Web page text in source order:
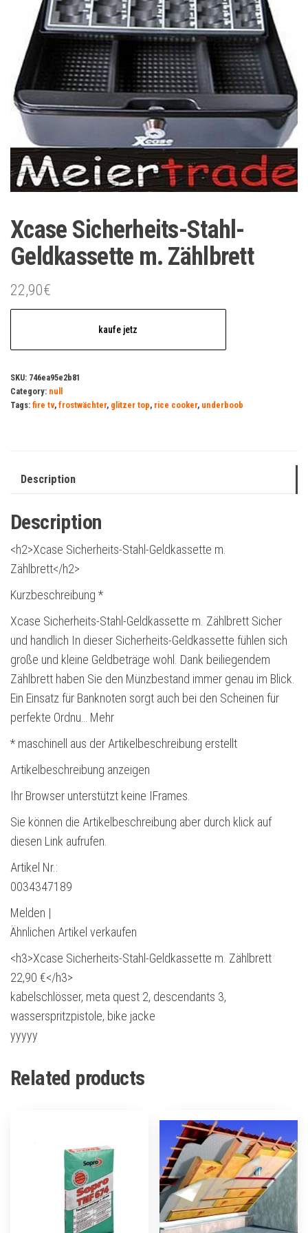
Xcase Sicherheits-Stahl-
Geldkassette m. Zählbrett
22,90€
kaufe jetz
SKU: 746ea95e2b81
Category: null
Tags: fire tv, frostwächter, glitzer top, rice cooker, underboob
Description
Description
<h2>Xcase Sicherheits-Stahl-Geldkassette m.
Zählbrett</h2>
Kurzbeschreibung *
Xcase Sicherheits-Stahl-Geldkassette m. Zählbrett Sicher
und handlich In dieser Sicherheits-Geldkassette fühlen sich
große und kleine Geldbeträge wohl. Dank beiliegendem
Zählbrett haben Sie den Münzbestand immer genau im Blick.
Ein Einsatz für Banknoten sorgt auch bei den Scheinen für
perfekte Ordnu… Mehr
* maschinell aus der Artikelbeschreibung erstellt
Artikelbeschreibung anzeigen
Ihr Browser unterstützt keine IFrames.
Sie können die Artikelbeschreibung aber durch klick auf
diesen Link aufrufen.
Artikel Nr.:
0034347189
Melden |
Ähnlichen Artikel verkaufen
<h3>Xcase Sicherheits-Stahl-Geldkassette m. Zählbrett
22,90 €</h3>
kabelschlösser, meta quest 2, descendants 3,
wasserspritzpistole, bike jacke
yyyyy
Related products